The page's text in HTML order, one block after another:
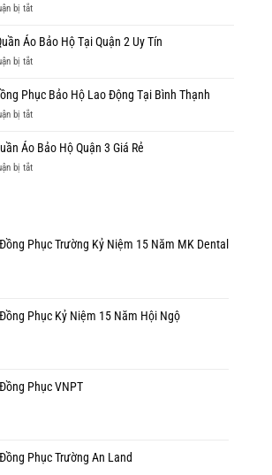
Đẹp
Hộ
Quận
Quần
Bảo
Hộ
Động
Tại
Quận
bị tắtở
Chỉ
Quần
Bảo
Hộ
Quận
Áo Bảo Hộ Tại Quận 2 Uy Tín
bị tắtở
Chỉ
Quần
Bảo
Hộ
Tín
Phục Bảo Hộ Lao Động Tại Bình Thạnh
bị tắtở
May
Phục
Tại
Áo Bảo Hộ Quận 3 Giá Rẻ
bị tắtở
Bảo
Rẻ
Phục Trường Kỷ Niệm 15 Năm MK Dental
Phục Kỷ Niệm 15 Năm Hội Ngộ
Phục VNPT
Phục Trường An Land